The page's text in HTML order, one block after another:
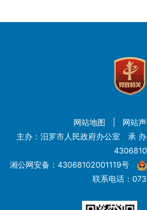
网站地图 网站
主办：汨罗市人民政府办公室 承
湘公网安备：43068102001119号
联系电话：